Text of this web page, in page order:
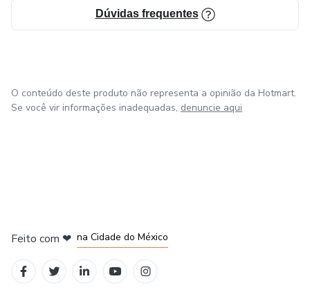
Dúvidas frequentes
O conteúdo deste produto não representa a opinião da Hotmart.
Se você vir informações inadequadas, denuncie aqui
Feito com ❤ na Cidade do México